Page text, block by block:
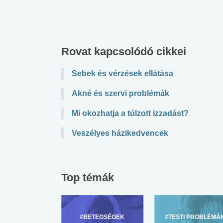
Rovat kapcsolódó cikkei
Sebek és vérzések ellátása
Akné és szervi problémák
Mi okozhatja a túlzott izzadást?
Veszélyes házikedvencek
Top témák
#BETEGSÉGEK #TESTI